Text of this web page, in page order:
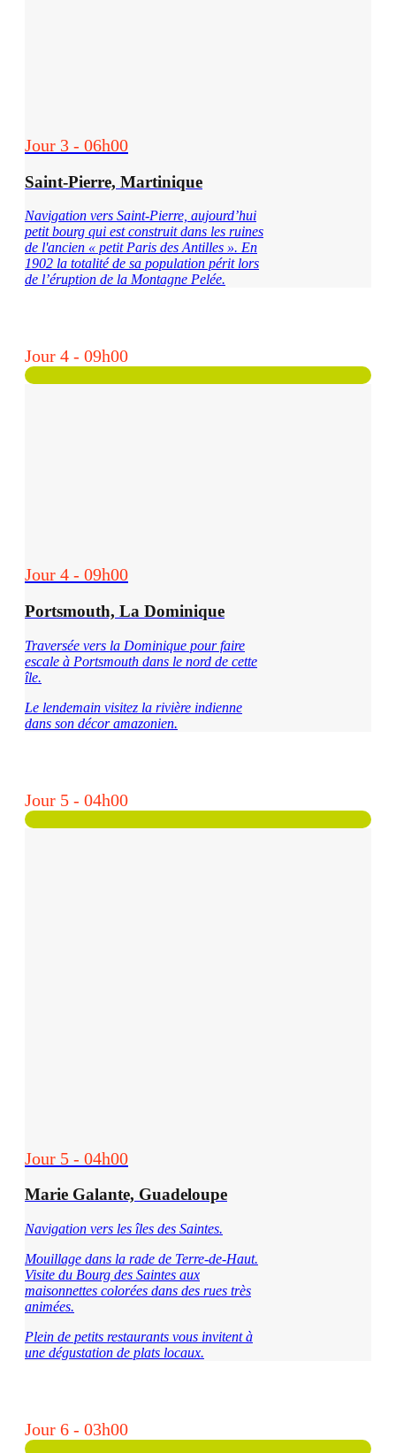
Jour 3 - 06h00
Saint-Pierre, Martinique
Navigation vers Saint-Pierre, aujourd’hui
petit bourg qui est construit dans les ruines
de l'ancien « petit Paris des Antilles ». En
1902 la totalité de sa population périt lors
de l’éruption de la Montagne Pelée.
Jour 4 - 09h00
Jour 4 - 09h00
Portsmouth, La Dominique
Traversée vers la Dominique pour faire
escale à Portsmouth dans le nord de cette
île.
Le lendemain visitez la rivière indienne
dans son décor amazonien.
Jour 5 - 04h00
Jour 5 - 04h00
Marie Galante, Guadeloupe
Navigation vers les îles des Saintes.
Mouillage dans la rade de Terre-de-Haut.
Visite du Bourg des Saintes aux
maisonnettes colorées dans des rues très
animées.
Plein de petits restaurants vous invitent à
une dégustation de plats locaux.
Jour 6 - 03h00